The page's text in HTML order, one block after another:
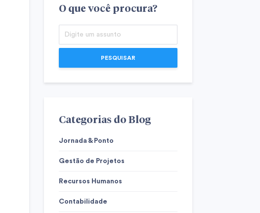
O que você procura?
PESQUISAR
Categorias do Blog
Jornada & Ponto
Gestão de Projetos
Recursos Humanos
Contabilidade